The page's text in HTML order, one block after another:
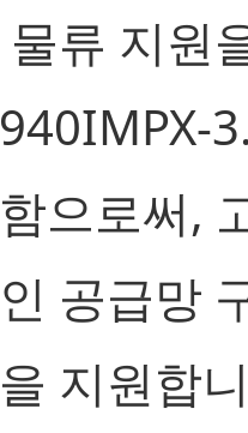
류 지원
으로써,
공급망
지원합